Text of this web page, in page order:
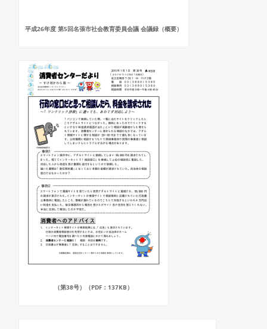
平成26年度 第5回名張市社会教育委員会議 会議録（概要）
（第38号）（PDF：137KB）